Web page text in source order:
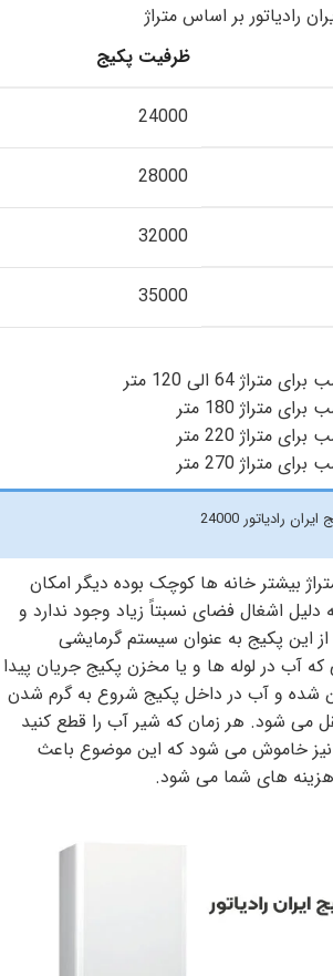
رادیاتور بر اساس متراژ
ظرفیت پکیج
24000
28000
32000
35000
رادیاتور 24000
بیشتر خانه ها کوچک بوده دیگر امکان
دلیل اشغال فضای نسبتاً زیاد وجود ندارد و
این پکیج به عنوان سیستم گرمایشی
که آب در لوله ها و یا مخزن پکیج جریان پیدا
و آب در داخل پکیج شروع به گرم شدن
می شود. هر زمان که شیر آب را قطع کنید
خاموش می شود که این موضوع باعث
های شما می شود.